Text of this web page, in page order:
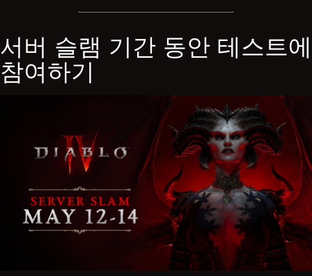
서버 슬램 기간 동안 테스트에
참여하기